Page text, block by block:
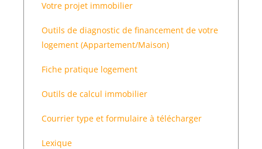
Votre projet immobilier
Outils de diagnostic de financement de votre
logement (Appartement/Maison)
Fiche pratique logement
Outils de calcul immobilier
Courrier type et formulaire à télécharger
Lexique